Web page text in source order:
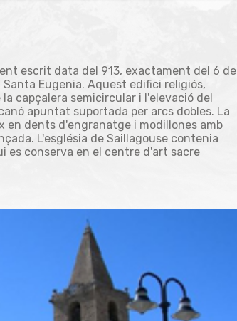
escrit data del 913, exactament del 6 de
Eugenia. Aquest edifici religiós,
capçalera semicircular i l'elevació del
apuntat suportada per arcs dobles. La
en dents d'engranatge i modillones amb
L'església de Saillagouse contenia
es conserva en el centre d'art sacre